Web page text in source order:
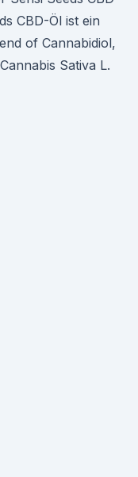
CBD-Öl ist ein
of Cannabidiol,
Sativa L.